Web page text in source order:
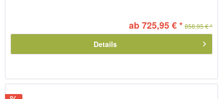
ab 725,95 € * 858,95 € *
Details